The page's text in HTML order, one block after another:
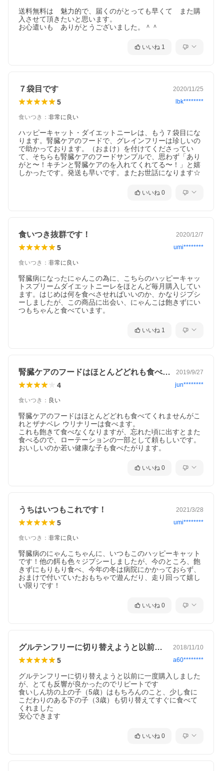
維 4.5%、水分 9.0%、カルシウム 0.4%、リン 0.35%、
カリウム 0.65%、ナトリウム 0.4%、マグネシウム 0.0
6%、オメガ６脂肪酸 4.0%、オメガ３脂肪酸 0.4%
カロリー
内容量
1.3kg
直径7.5mmから11mm × 厚み4.5mmから7.5mm
対象年齢
成猫からシニア猫
BHA・BHT・エトキシキン等の人工保存料や人工香料・人工着
原産国
・パッケージ記載の給与量を目安にしてください。
・いつでも新鮮な水が飲めるようにしておいてください。
・給与回数は、1日に2回が一般的です。
送料無料は　魅力的で、届くのがとっても早くて　また購
入させて頂きたいと思います。
お心遣いも　ありがとうございました。＾＾
いいね 1
７袋目です 2020/11/25
5 lbk********
食いつき ： 非常に良い
ハッピーキャット・ダイエットニーレは、もう７袋目にな
ります。腎臓ケアのフードで、グレインフリーは珍しいの
で助かっております。（おまけ）を付けてくださってい
て、そちらも腎臓ケアのフードサンプルで、思わず「あり
がと〜！キチンと腎臓ケアのを入れてくれてる〜！」と嬉
しかったです。発送も早いです。またお世話になります☆
いいね 0
食いつき抜群です！ 2020/12/7
5 umi********
食いつき ： 非常に良い
腎臓病になったにゃんこの為に、こちらのハッピーキャッ
トスプリームダイエットニーレをほとんど毎月購入してい
ます。はじめは何を食べさせればいいのか、かなりジプシ
ーしましたが、この商品に出会い、にゃんこは飽きずにい
つもちゃんと食べています。
いいね 1
腎臓ケアのフードはほとんどどれも食べて… 2019/9/27
4 jun********
食いつき ： 良い
腎臓ケアのフードはほとんどどれも食べてくれませんがこ
れとザナベレ ウリナリーは食べます。
これも飽きて食べなくなりますが、忘れた頃に出すとまた
食べるので、ローテーションの一部として頼もしいです。
おいしいのか若い健康な子も食べたがります。
いいね 0
うちはいつもこれです！ 2021/3/28
5 umi********
食いつき ： 非常に良い
腎臓病のにゃんこちゃんに、いつもこのハッピーキャット
です！他の餌も色々ジプシーしましたが、今のところ、飽
きずにもりもり食べ、今年の冬は病院にかかっておらず、
おまけで付いていたおもちゃで遊んだり、走り回って嬉し
い限りです！
いいね 0
グルテンフリーに切り替えようと以前に一… 2018/11/10
5 a60********
グルテンフリーに切り替えようと以前に一度購入しました
が、とても反響が良かったのでリピートです
食いしん坊の上の子（5歳）はもちろんのこと、少し食に
こだわりのある下の子（3歳）も切り替えてすぐに食べて
くれました
安心できます
いいね 0